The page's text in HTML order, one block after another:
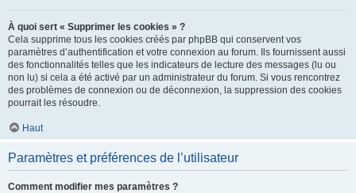
À quoi sert « Supprimer les cookies » ?
Cela supprime tous les cookies créés par phpBB qui conservent vos
paramètres d’authentification et votre connexion au forum. Ils fournissent aussi
des fonctionnalités telles que les indicateurs de lecture des messages (lu ou
non lu) si cela a été activé par un administrateur du forum. Si vous rencontrez
des problèmes de connexion ou de déconnexion, la suppression des cookies
pourrait les résoudre.
Haut
Paramètres et préférences de l’utilisateur
Comment modifier mes paramètres ?